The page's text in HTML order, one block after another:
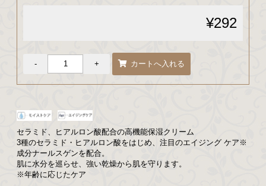
¥292
セラミド、ヒアルロン酸配合の高機能保湿クリーム
3種のセラミド・ヒアルロン酸をはじめ、注目のエイジング ケア※
成分ナールスゲンを配合。
肌に水分を巡らせ、強い乾燥から肌を守ります。
※年齢に応じたケア